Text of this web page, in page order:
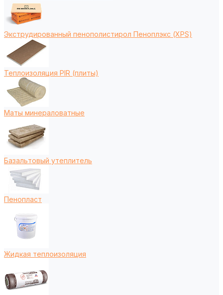
Экструдированный пенополистирол Пеноплэкс (XPS)
Теплоизоляция PIR (плиты)
Маты минераловатные
Базальтовый утеплитель
Пенопласт
Жидкая теплоизоляция